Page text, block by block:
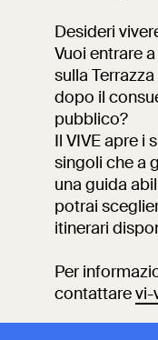
Educazione
Scuole
Ricerca
Desideri
Vuoi entrare
sulla
dopo il
pubblico?
Il VIVE apre i
singoli che a
una guida
potrai
itinerari
Per
contattarevi-